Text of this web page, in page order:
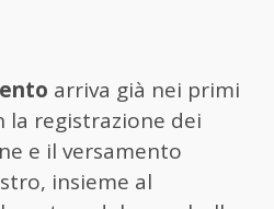
arriva già nei primi
la registrazione dei
e il versamento
insieme al